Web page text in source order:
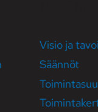
Visio ja
Säännöt